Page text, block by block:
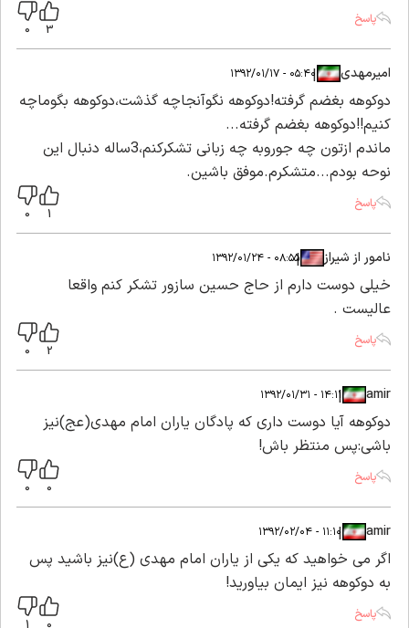
پاسخ
امیرمهدی|
|۰۵:۴۰ - ۱۳۹۲/۰۱/۱۷
دوکوهه بغضم گرفته!دوکوهه نگوآنجاچه گذشت،دوکوهه بگوماچه
کنیم!!دوکوهه بغضم گرفته...
ماندم ازتون چه جوروبه چه زبانی تشکرکنم،3ساله دنبال این
نوحه بودم...متشکرم.موفق باشین.
پاسخ
نامور از شیراز|
|۰۸:۵۵ - ۱۳۹۲/۰۱/۲۴
خیلی دوست دارم از حاج حسین سازور تشکر کنم واقعا
عالیست .
پاسخ
amir
|
|۱۴:۱۱ - ۱۳۹۲/۰۱/۳۱
دوکوهه آیا دوست داری که پادگان یاران امام مهدی(عج)نیز
باشی:پس منتظر باش!
پاسخ
amir
|
|۱۱:۱۰ - ۱۳۹۲/۰۲/۰۴
اگر می خواهید که یکی از یاران امام مهدی (ع)نیز باشید پس
به دوکوهه نیز ایمان بیاورید!
پاسخ